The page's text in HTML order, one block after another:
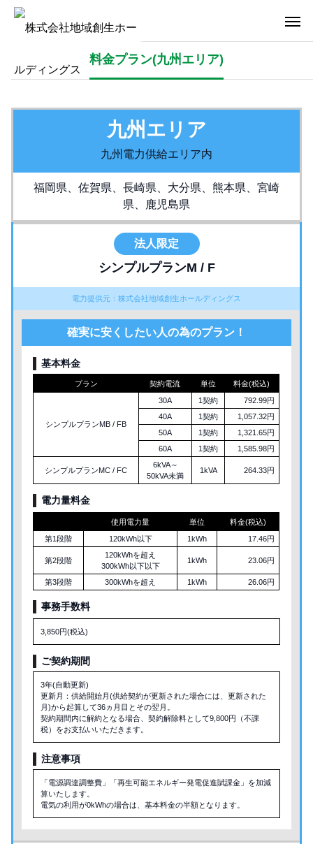
料金プラン(九州エリア)
九州エリア
九州電力供給エリア内
福岡県、佐賀県、長崎県、大分県、熊本県、宮崎
県、鹿児島県
シンプルプランM / F
電力提供元：株式会社地域創生ホールディングス
法人限定
確実に安くしたい人の為のプラン！
基本料金
プラン 契約電流 単位 料金(税込)
シンプルプランMB / FB
30A 1契約
792.99円
40A
1契約
1,057.32円
50A
1契約
1,321.65円
60A
1契約 1,585.98円
シンプルプランMC / FC
6kVA～
50kVA未満
1kVA 264.33円
電力量料金
使用電力量 単位
料金(税込)
第1段階
120kWh以下 1kWh 17.46円
第2段階
120kWhを超え
300kWh以下以下
1kWh 23.06円
第3段階 300kWhを超え 1kWh 26.06円
事務手数料
3,850円(税込)
ご契約期間
3年(自動更新)
更新月：供給開始月(供給契約が更新された場合には、更新された
月)から起算して36ヵ月目とその翌月。
契約期間内に解約となる場合、契約解除料として9,800円（不課
税）をお支払いいただきます。
注意事項
「電源調達調整費」「再生可能エネルギー発電促進賦課金」を加減
算いたします。
電気の利用が0kWhの場合は、基本料金の半額となります。